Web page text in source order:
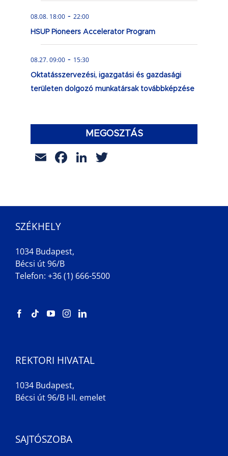
08.08. 18:00 - 22:00
HSUP Pioneers Accelerator Program
08.27. 09:00 - 15:30
Oktatásszervezési, igazgatási és gazdasági
területen dolgozó munkatársak továbbképzése
MEGOSZTÁS
EmailFacebook
LinkedIn
SZÉKHELY
1034 Budapest,
Bécsi út 96/B
Telefon: +36 (1) 666-5500
REKTORI HIVATAL
1034 Budapest,
Bécsi út 96/B I-II. emelet
SAJTÓSZOBA